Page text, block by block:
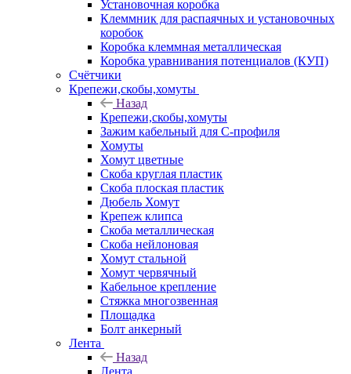
Установочная коробка
Клеммник для распаячных и установочных
коробок
Коробка клеммная металлическая
Коробка уравнивания потенциалов (КУП)
Счётчики
Крепежи,скобы,хомуты
Назад
Крепежи,скобы,хомуты
Зажим кабельный для С-профиля
Хомуты
Хомут цветные
Скоба круглая пластик
Скоба плоская пластик
Дюбель Хомут
Крепеж клипса
Скоба металлическая
Скоба нейлоновая
Хомут стальной
Хомут червячный
Кабельное крепление
Стяжка многозвенная
Площадка
Болт анкерный
Лента
Назад
Лента